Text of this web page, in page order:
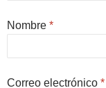
Nombre *
Correo electrónico *